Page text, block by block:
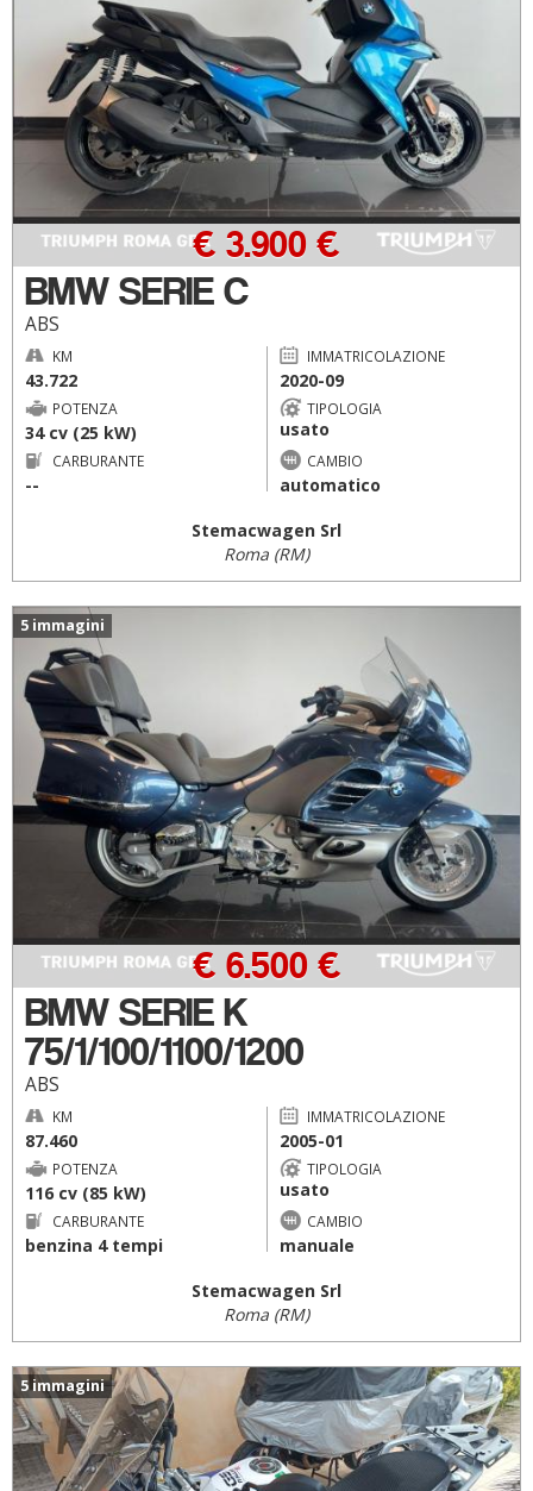
BMW SERIE C
ABS
€ 3.900 €
KM
43.722
IMMATRICOLAZIONE
2020-09
POTENZA
34 cv (25 kW)
TIPOLOGIA
usato
CARBURANTE
--
CAMBIO
automatico
Stemacwagen Srl
Roma (RM)
5 immagini
BMW SERIE K
75/1/100/1100/1200
ABS
€ 6.500 €
KM
87.460
IMMATRICOLAZIONE
2005-01
POTENZA
116 cv (85 kW)
TIPOLOGIA
usato
CARBURANTE
benzina 4 tempi
CAMBIO
manuale
Stemacwagen Srl
Roma (RM)
5 immagini